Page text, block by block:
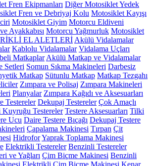
Fren Ekipmanları Diğer Motosiklet Yedek
Fren ve Debriyaj Kolu Motosiklet Kayışı
Motosiklet Giyim Motorcu Eldiveni
Ayakkabısı Motorcu Yağmurluk Motosiklet
EL ALETLERİ Akülü Vidalamalar
Kablolu Vidalamalar Vidalama Uçları
Matkaplar Akülü Matkap ve Vidalamalar
Setleri Somun Sıkma Makineleri Darbesiz
Matkap Sütunlu Matkap Matkap Tezgahı
Zımpara ve Polisaj Zımpara Makineleri
Planyalar Zımpara Kağıdı ve Aksesuarları
Testereler Dekupaj Testereler Çok Amaçlı
Testereler Testere Aksesuarları Tilki
Ucu Daire Testere Bıçağı Dekupaj Testere
Çapalama Makinesi Tırpan Çit
HidroforYaprak Toplama Makinesi
Elektrikli Testereler Benzinli Testereler
ve Yağları Çim Biçme Makinesi Benzinli
Elektrikli Çim Biçme Makinesi Kenar